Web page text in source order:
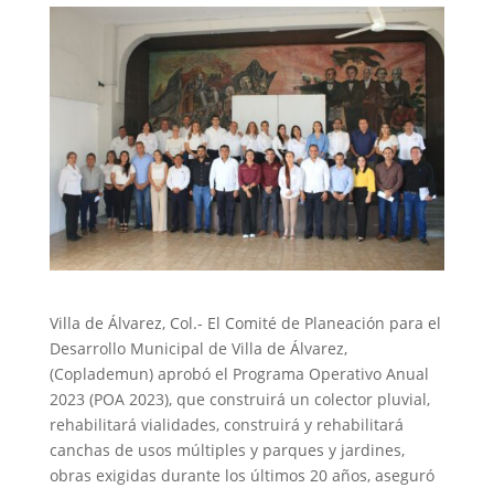
Villa de Álvarez, Col.- El Comité de Planeación para el
Desarrollo Municipal de Villa de Álvarez,
(Coplademun) aprobó el Programa Operativo Anual
2023 (POA 2023), que construirá un colector pluvial,
rehabilitará vialidades, construirá y rehabilitará
canchas de usos múltiples y parques y jardines,
obras exigidas durante los últimos 20 años, aseguró